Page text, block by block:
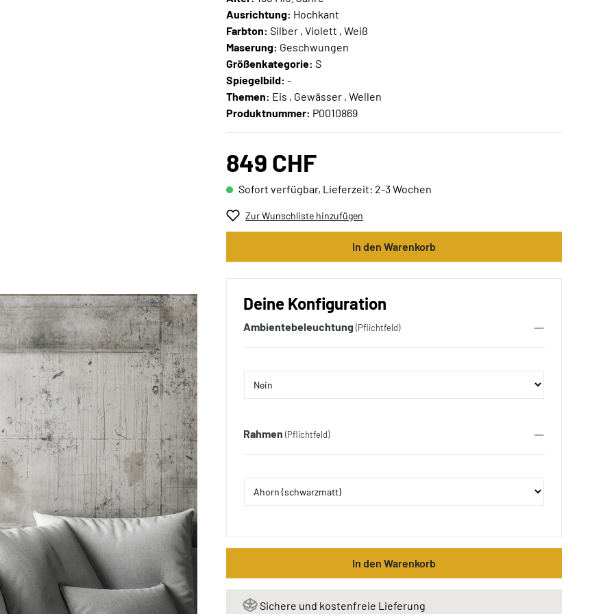
Ausrichtung: Hochkant
Farbton: Silber , Violett , Weiß
Maserung: Geschwungen
Größenkategorie: S
Spiegelbild: -
Themen: Eis , Gewässer , Wellen
Produktnummer: P0010869
849 CHF
Sofort verfügbar, Lieferzeit: 2-3 Wochen
Zur Wunschliste hinzufügen
In den Warenkorb
Deine Konfiguration
Ambientebeleuchtung (Pflichtfeld)
Rahmen (Pflichtfeld)
In den Warenkorb
Sichere und kostenfreie Lieferung